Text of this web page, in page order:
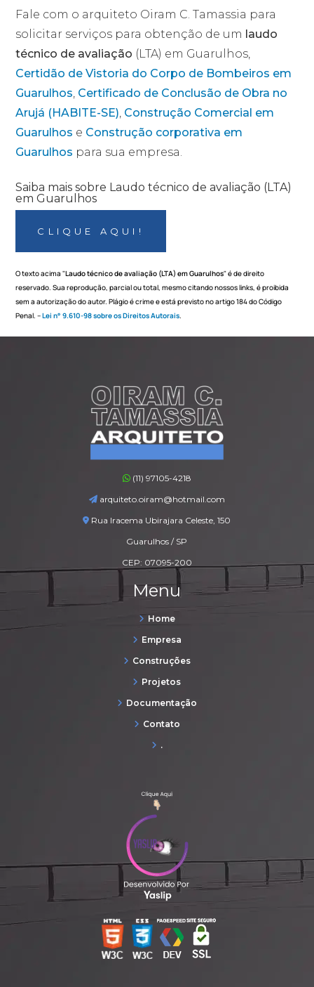
Fale com o arquiteto Oiram C. Tamassia para
solicitar serviços para obtenção de um laudo
técnico de avaliação (LTA) em Guarulhos,
Certidão de Vistoria do Corpo de Bombeiros em
Guarulhos, Certificado de Conclusão de Obra no
Arujá (HABITE-SE), Construção Comercial em
Guarulhos e Construção corporativa em
Guarulhos para sua empresa.
Saiba mais sobre Laudo técnico de avaliação (LTA)
em Guarulhos
CLIQUE AQUI!
O texto acima "Laudo técnico de avaliação (LTA) em Guarulhos" é de direito
reservado. Sua reprodução, parcial ou total, mesmo citando nossos links, é proibida
sem a autorização do autor. Plágio é crime e está previsto no artigo 184 do Código
Penal. –Lei n° 9.610-98 sobre os Direitos Autorais.
(11) 97105-4218
arquiteto.oiram@hotmail.com
Rua Iracema Ubirajara Celeste, 150
Guarulhos / SP
CEP: 07095-200
Menu
Home
Empresa
Construções
Projetos
Documentação
Contato
.